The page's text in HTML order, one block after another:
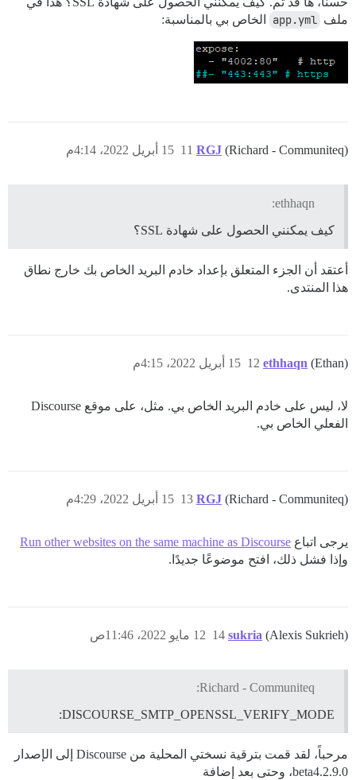
ملف app.yml الخاص بي بالمناسبة:
RGJ (Richard - Communiteq) 15 أبريل 2022، 4:14م 11
ethhaqn:
كيف يمكنني الحصول على شهادة SSL؟
أعتقد أن الجزء المتعلق بإعداد خادم البريد الخاص بك خارج نطاق
هذا المنتدى.
ethhaqn (Ethan) 15 أبريل 2022، 4:15م 12
لا، ليس على خادم البريد الخاص بي. مثل، على موقع Discourse
الفعلي الخاص بي.
RGJ (Richard - Communiteq) 15 أبريل 2022، 4:29م 13
يرجى اتباع Run other websites on the same machine as Discourse
وإذا فشل ذلك، افتح موضوعًا جديدًا.
sukria (Alexis Sukrieh) 12 مايو 2022، 11:46ص 14
Richard - Communiteq:
DISCOURSE_SMTP_OPENSSL_VERIFY_MODE:
مرحباً، لقد قمت بترقية نسختي المحلية من Discourse إلى الإصدار
2.9.0.beta4، وحتى بعد إضافة